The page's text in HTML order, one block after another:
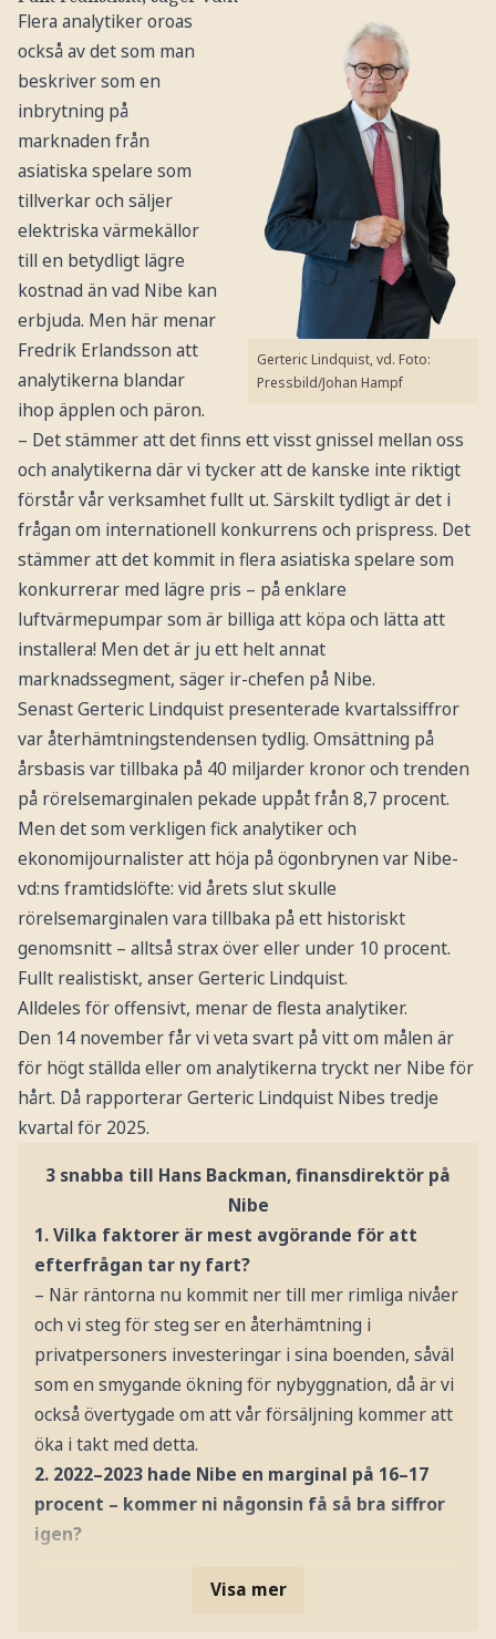
Gerteric Lindquist, vd. Foto:
Pressbild/Johan Hampf
Flera analytiker oroas
också av det som man
beskriver som en
inbrytning på
marknaden från
asiatiska spelare som
tillverkar och säljer
elektriska värmekällor
till en betydligt lägre
kostnad än vad Nibe kan
erbjuda. Men här menar
Fredrik Erlandsson att
analytikerna blandar
ihop äpplen och päron.
– Det stämmer att det finns ett visst gnissel mellan oss
och analytikerna där vi tycker att de kanske inte riktigt
förstår vår verksamhet fullt ut. Särskilt tydligt är det i
frågan om internationell konkurrens och prispress. Det
stämmer att det kommit in flera asiatiska spelare som
konkurrerar med lägre pris – på enklare
luftvärmepumpar som är billiga att köpa och lätta att
installera! Men det är ju ett helt annat
marknadssegment, säger ir-chefen på Nibe.
Senast Gerteric Lindquist presenterade kvartalssiffror
var återhämtningstendensen tydlig. Omsättning på
årsbasis var tillbaka på 40 miljarder kronor och trenden
på rörelsemarginalen pekade uppåt från 8,7 procent.
Men det som verkligen fick analytiker och
ekonomijournalister att höja på ögonbrynen var Nibe-
vd:ns framtidslöfte: vid årets slut skulle
rörelsemarginalen vara tillbaka på ett historiskt
genomsnitt – alltså strax över eller under 10 procent.
Fullt realistiskt, anser Gerteric Lindquist.
Alldeles för offensivt, menar de flesta analytiker.
Den 14 november får vi veta svart på vitt om målen är
för högt ställda eller om analytikerna tryckt ner Nibe för
hårt. Då rapporterar Gerteric Lindquist Nibes tredje
kvartal för 2025.
3 snabba till Hans Backman, finansdirektör på
Nibe
1.Vilka faktorer är mest avgörande för att
efterfrågan tar ny fart?
– När räntorna nu kommit ner till mer rimliga nivåer
och vi steg för steg ser en återhämtning i
privatpersoners investeringar i sina boenden, såväl
som en smygande ökning för nybyggnation, då är vi
också övertygade om att vår försäljning kommer att
öka i takt med detta.
2. 2022–2023 hade Nibe en marginal på 16–17
procent – kommer ni någonsin få så bra siffror
igen?
Visa mer